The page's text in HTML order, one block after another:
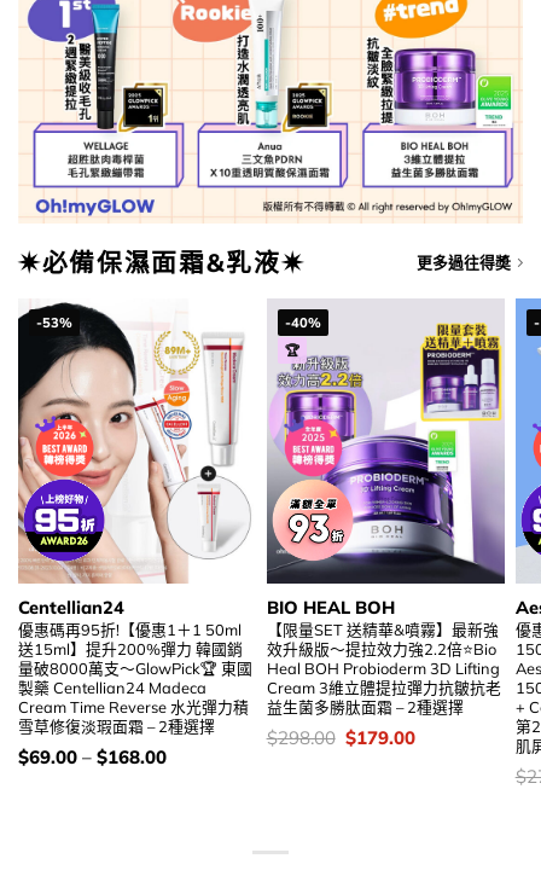
✷必備保濕面霜&乳液✷ 更多過往得奬
-53%
Centellian24
優惠碼再95折!【優惠1＋1 50ml
送15ml】提升200%彈力 韓國銷
量破8000萬支～GlowPick🏆 東國
製藥 Centellian24 Madeca
Cream Time Reverse 水光彈力積
雪草修復淡瑕面霜 – 2種選擇
價
$69.00– $168.00
-40%
🏆
BIO HEAL BOH
【限量SET 送精華&噴霧】最新強
效升級版～提拉效力強2.2倍⭐Bio
Heal BOH Probioderm 3D Lifting
Cream 3維立體提拉彈力抗皺抗老
益生菌多勝肽面霜 – 2種選擇
價
$298.00 Original
$179.00Current
優
+
第
肌
價
$